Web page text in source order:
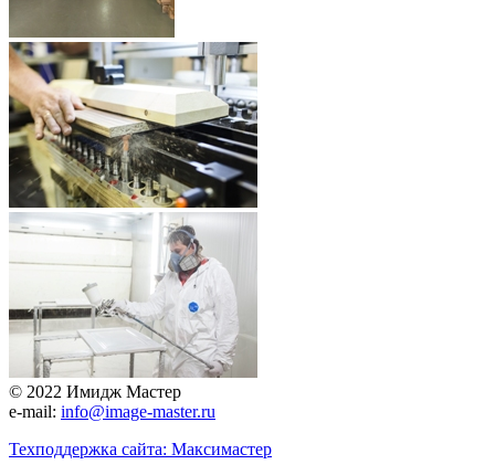
© 2022 Имидж Мастер
e-mail: info@image-master.ru
Техподдержка сайта: Максимастер